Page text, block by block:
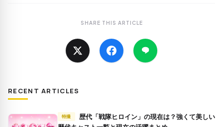
SHARE THIS ARTICLE
RECENT ARTICLES
特撮